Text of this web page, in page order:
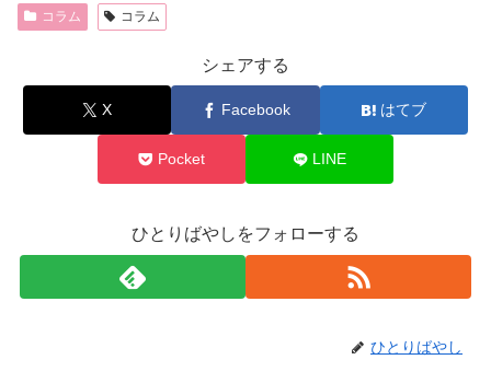
コラム コラム
シェアする
X Facebook はてブ
Pocket LINE
ひとりばやしをフォローする
ひとりばやし